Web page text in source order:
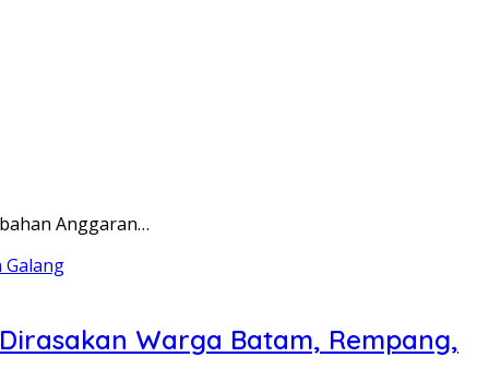
Anggaran…
Warga Batam, Rempang,